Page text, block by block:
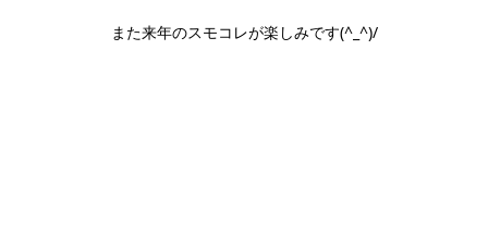
また来年のスモコレが楽しみです(^_^)/